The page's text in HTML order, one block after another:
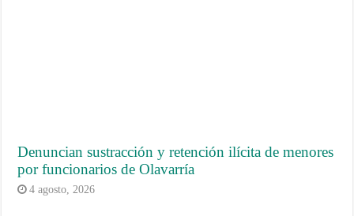
Denuncian sustracción y retención ilícita de menores
por funcionarios de Olavarría
4 agosto, 2026